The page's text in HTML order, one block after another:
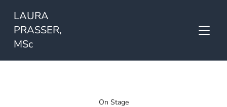
LAURA
PRASSER,
MSc
On Stage